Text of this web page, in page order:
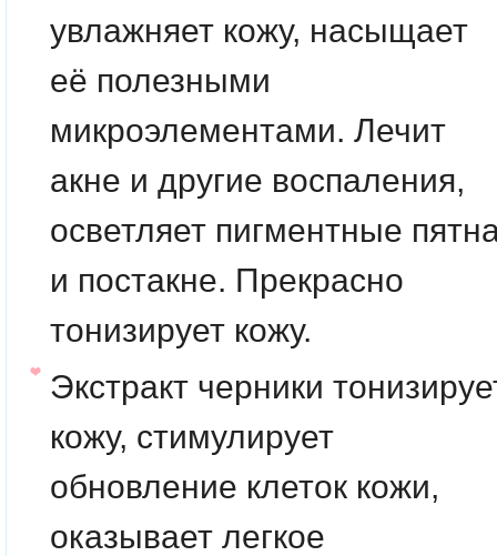
увлажняет кожу, насыщает
её полезными
микроэлементами. Лечит
акне и другие воспаления,
осветляет пигментные
и постакне. Прекрасно
тонизирует кожу.
Экстракт черники
кожу, стимулирует
обновление клеток кожи,
оказывает легкое